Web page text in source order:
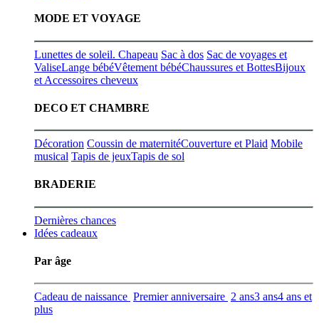
MODE ET VOYAGE
Lunettes de soleil. Chapeau Sac à dos Sac de voyages et
ValiseLange bébéVêtement bébéChaussures et BottesBijoux
et Accessoires cheveux
DECO ET CHAMBRE
Décoration Coussin de maternitéCouverture et Plaid Mobile
musical Tapis de jeuxTapis de sol
BRADERIE
Dernières chances
Idées cadeaux
Par âge
Cadeau de naissance Premier anniversaire 2 ans3 ans4 ans et
plus